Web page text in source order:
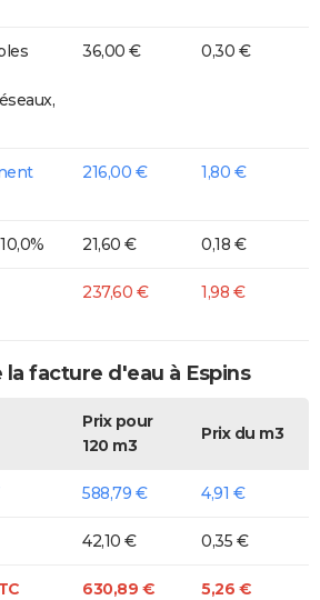
36,00 € 0,30 €
216,00 € 1,80 €
21,60 € 0,18 €
237,60 € 1,98 €
facture d'eau à Espins
Prix pour
120 m3
Prix du m3
588,79 € 4,91 €
42,10 € 0,35 €
630,89 € 5,26 €